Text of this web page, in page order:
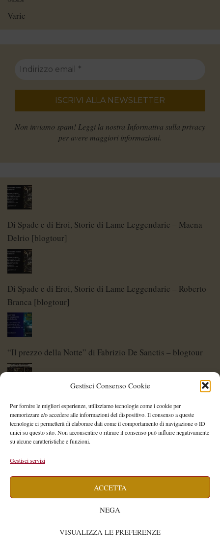
Gestisci Consenso Cookie
Per fornire le migliori esperienze, utilizziamo tecnologie come i cookie per
memorizzare e/o accedere alle informazioni del dispositivo. Il consenso a queste
tecnologie ci permetterà di elaborare dati come il comportamento di navigazione o ID
unici su questo sito. Non acconsentire o ritirare il consenso può influire negativamente
su alcune caratteristiche e funzioni.
Gestisci servizi
ACCETTA
NEGA
VISUALIZZA LE PREFERENZE
Varie
Non inviamo spam! Leggi la nostra Informativa sulla privacy
per avere maggiori informazioni.
Di Spade e di Eroi, Storie di Lame Leggendarie – Maena
Delrio [blogtour]
Di Spade e di Eroi, Storie di Lame Leggendarie – Roberto
Branca [blogtour]
“Il prezzo della Notte” di Fabrizio De Sanctis – blogtour
Di Spade e di Eroi – Storie di Lame Leggendarie